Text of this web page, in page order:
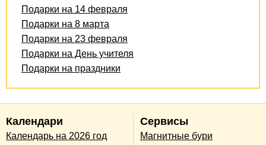
Подарки на 14 февраля
Подарки на 8 марта
Подарки на 23 февраля
Подарки на День учителя
Подарки на праздники
Календари
Календарь на 2026 год
Сервисы
Магнитные бури